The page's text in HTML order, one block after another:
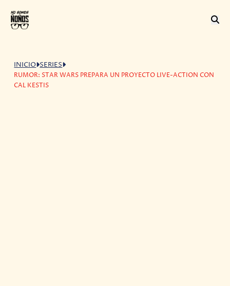
INICIO SERIES
RUMOR: STAR WARS PREPARA UN PROYECTO LIVE-ACTION CON
CAL KESTIS